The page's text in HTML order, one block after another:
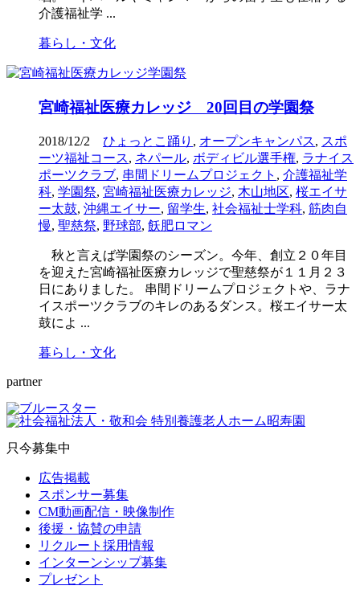
介護福祉学 ...
暮らし・文化
宮崎福祉医療カレッジ 20回目の学園祭
2018/12/2 ひょっとこ踊り , オープンキャンパス, スポ
ーツ福祉コース, ネパール, ボディビル選手権, ラナイス
ポーツクラブ, 串間ドリームプロジェクト , 介護福祉学
科, 学園祭, 宮崎福祉医療カレッジ, 木山地区, 桜エイサ
ー太鼓, 沖縄エイサー, 留学生, 社会福祉士学科, 筋肉自
慢, 聖慈祭, 野球部, 飫肥ロマン
秋と言えば学園祭のシーズン。今年、創立２０年目
を迎えた宮崎福祉医療カレッジで聖慈祭が１１月２３
日にありました。 串間ドリームプロジェクトや、ラナ
イスポーツクラブのキレのあるダンス。桜エイサー太
鼓によ ...
暮らし・文化
partner
只今募集中
広告掲載
スポンサー募集
CM動画配信・映像制作
後援・協賛の申請
リクルート採用情報
インターンシップ募集
プレゼント